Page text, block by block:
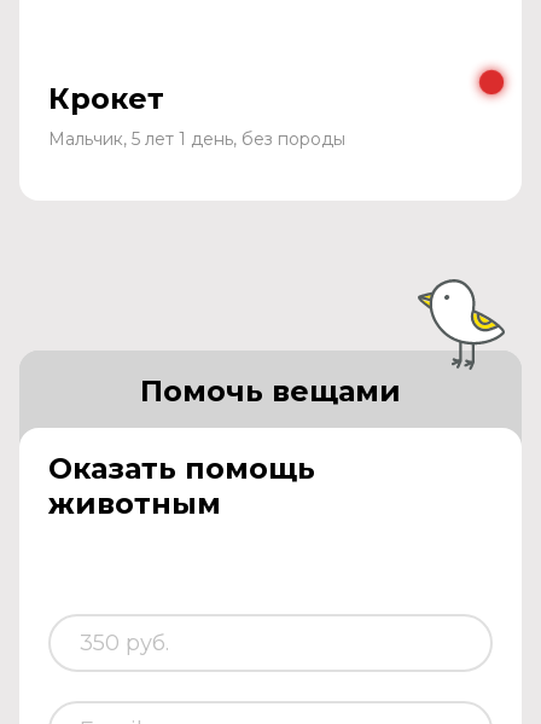
Крокет
Мальчик, 5 лет 1 день, без породы
Оказать помощь
животным
Помочь вещами